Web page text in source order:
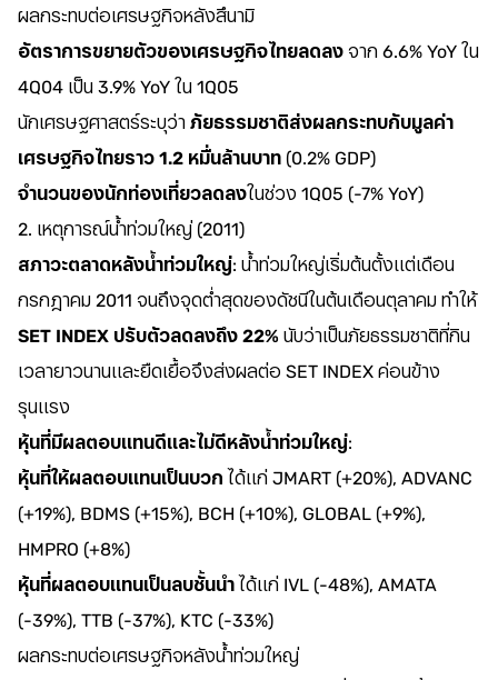
ผลกระทบต่อเศรษฐกิจหลังสึนามิ
อัตราการขยายตัวของเศรษฐกิจไทยลดลง จาก 6.6% YoY ใน
4Q04 เป็น 3.9% YoY ใน 1Q05
นักเศรษฐศาสตร์ระบุว่า ภัยธรรมชาติส่งผลกระทบกับมูลค่า
เศรษฐกิจไทยราว 1.2 หมื่นล้านบาท (0.2% GDP)
จำนวนของนักท่องเที่ยวลดลงในช่วง 1Q05 (-7% YoY)
2. เหตุการณ์น้ำท่วมใหญ่ (2011)
สภาวะตลาดหลังน้ำท่วมใหญ่: น้ำท่วมใหญ่เริ่มต้นตั้งแต่เดือน
กรกฎาคม 2011 จนถึงจุดต่ำสุดของดัชนีในต้นเดือนตุลาคม ทำให้
SET INDEX ปรับตัวลดลงถึง 22% นับว่าเป็นภัยธรรมชาติที่กิน
เวลายาวนานและยืดเยื้อจึงส่งผลต่อ SET INDEX ค่อนข้าง
รุนแรง
หุ้นที่มีผลตอบแทนดีและไม่ดีหลังน้ำท่วมใหญ่:
หุ้นที่ให้ผลตอบแทนเป็นบวก ได้แก่ JMART (+20%), ADVANC
(+19%), BDMS (+15%), BCH (+10%), GLOBAL (+9%),
HMPRO (+8%)
หุ้นที่ผลตอบแทนเป็นลบชั้นนำ ได้แก่ IVL (-48%), AMATA
(-39%), TTB (-37%), KTC (-33%)
ผลกระทบต่อเศรษฐกิจหลังน้ำท่วมใหญ่